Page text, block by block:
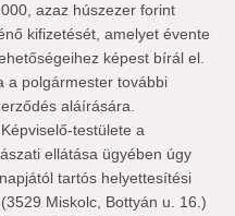
azaz húszezer forint
kifizetését, amelyet évente
képest bírál el.
a polgármester további
aláírására.
testülete a
ellátása ügyében úgy
tartós helyettesítési
Miskolc, Bottyán u. 16.)